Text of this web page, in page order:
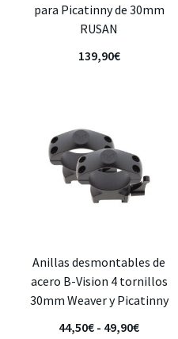
para Picatinny de 30mm
RUSAN
139,90€
Anillas desmontables de
acero B-Vision 4 tornillos
30mm Weaver y Picatinny
44,50€ - 49,90€